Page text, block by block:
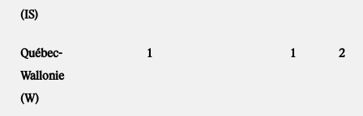
(IS)
Québec-
Wallonie
(W)
1 1 2